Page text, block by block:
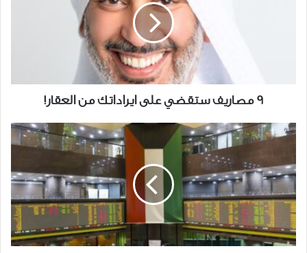
9 مصاريف ستقضي على ايراداتك من العقار!
بورصة
الكويت:
قراءة
واعية
عقلانية
حافظت
على
المكاسب.